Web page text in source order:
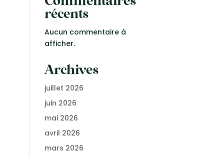
récents
Aucun commentaire à
afficher.
Archives
juillet 2026
juin 2026
mai 2026
avril 2026
mars 2026